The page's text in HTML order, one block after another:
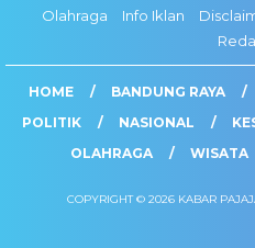
Olahraga
Info Iklan
HOME BANDUNG RAYA
POLITIK
NASIONAL
OLAHRAGA
WISATA
COPYRIGHT © 2026 KABAR